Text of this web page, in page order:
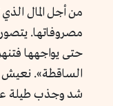
من أجل المال
مصروفاتها.
حتى يواجهها
الساقطة».
شد وجذب طيلة